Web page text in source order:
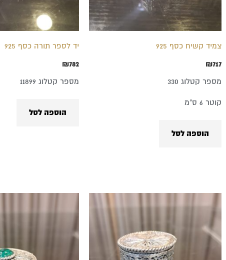
צמיד קשיח כסף 925
₪717
מספר קטלוג 330
קוטר 6 ס"מ
הוספה לסל
יד לספר תורה כסף 925
₪782
מספר קטלוג 11899
הוספה לסל